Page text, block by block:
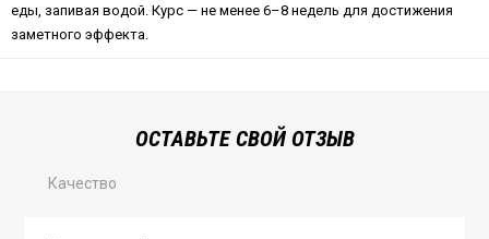
еды, запивая водой. Курс — не менее 6–8 недель для достижения
заметного эффекта.
ОСТАВЬТЕ СВОЙ ОТЗЫВ
Качество